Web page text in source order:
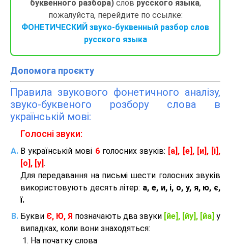
буквенного разбора)слов русского языка,
пожалуйста, перейдите по ссылке:
ФОНЕТИЧЕСКИЙ звуко-буквенный разбор слов
русского языка
Допомога проєкту
Правила звукового фонетичного аналізу,
звуко-буквеного розбору слова в
українській мові:
Голосні звуки:
В українській мові 6голосних звуків:
[а], [е], [и], [і],
[о], [у] .
Для передавання на письмі шести голосних звуків
використовують десять літер: а, е, и, і, о, у, я, ю, є,
ї.
Букви Є, Ю, Я позначають два звуки [йе], [йу], [йа] у
випадках, коли вони знаходяться:
На початку слова